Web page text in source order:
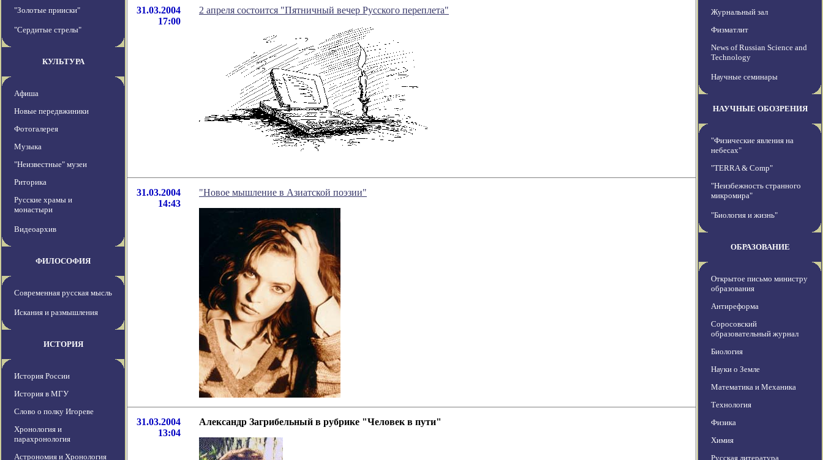
"Золотые прииски"
"Сердитые стрелы"
КУЛЬТУРА
Афиша
Новые передвжиники
Фотогалерея
Музыка
"Неизвестные" музеи
Риторика
Русские храмы и
монастыри
Видеоархив
ФИЛОСОФИЯ
Современная русская мысль
Искания и размышления
ИСТОРИЯ
История России
История в МГУ
Слово о полку Игореве
Хронология и
парахронология
Астрономия и Хронология
31.03.2004
17:00
2 апреля состоится "Пятничный вечер Русского переплета"
31.03.2004
14:43
"Новое мышление в Азиатской поэзии"
31.03.2004
13:04
Александр Загрибельный в рубрике "Человек в пути"
Журнальный зал
Физматлит
News of Russian Science and
Technology
Научные семинары
НАУЧНЫЕ ОБОЗРЕНИЯ
"Физические явления на
небесах"
"TERRA & Comp"
"Неизбежность странного
микромира"
"Биология и жизнь"
ОБРАЗОВАНИЕ
Открытое письмо министру
образования
Антиреформа
Соросовский
образовательный журнал
Биология
Науки о Земле
Математика и Механика
Технология
Физика
Химия
Русская литература